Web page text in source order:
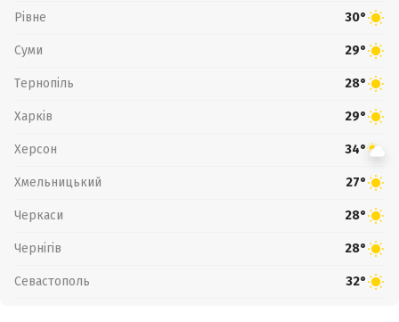
Рівне 30°
Суми 29°
Тернопіль 28°
Харків 29°
Херсон 34°
Хмельницький 27°
Черкаси 28°
Чернігів 28°
Севастополь 32°